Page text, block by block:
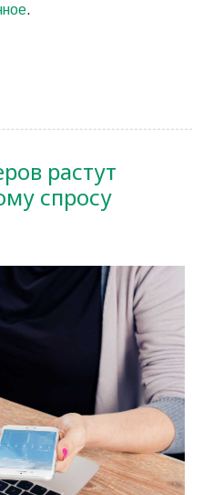
.
растут
спросу